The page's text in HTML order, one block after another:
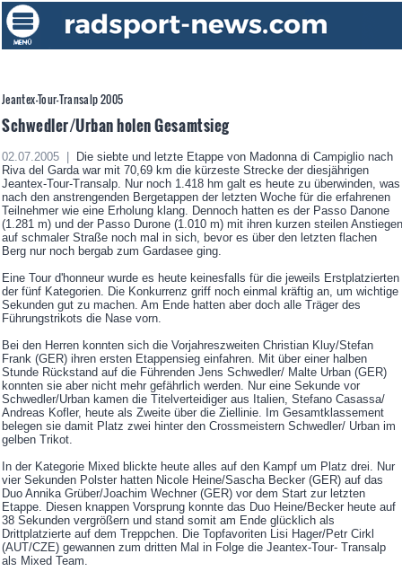
Jeantex-Tour-Transalp 2005
Schwedler/Urban holen Gesamtsieg
02.07.2005 |
Die siebte und letzte Etappe von Madonna di Campiglio nach
Riva del Garda war mit 70,69 km die kürzeste Strecke der diesjährigen
Jeantex-Tour-Transalp. Nur noch 1.418 hm galt es heute zu überwinden, was
nach den anstrengenden Bergetappen der letzten Woche für die erfahrenen
Teilnehmer wie eine Erholung klang. Dennoch hatten es der Passo Danone
(1.281 m) und der Passo Durone (1.010 m) mit ihren kurzen steilen Anstiegen
auf schmaler Straße noch mal in sich, bevor es über den letzten flachen
Berg nur noch bergab zum Gardasee ging.
Eine Tour d'honneur wurde es heute keinesfalls für die jeweils Erstplatzierten
der fünf Kategorien. Die Konkurrenz griff noch einmal kräftig an, um wichtige
Sekunden gut zu machen. Am Ende hatten aber doch alle Träger des
Führungstrikots die Nase vorn.
Bei den Herren konnten sich die Vorjahreszweiten Christian Kluy/Stefan
Frank (GER) ihren ersten Etappensieg einfahren. Mit über einer halben
Stunde Rückstand auf die Führenden Jens Schwedler/ Malte Urban (GER)
konnten sie aber nicht mehr gefährlich werden. Nur eine Sekunde vor
Schwedler/Urban kamen die Titelverteidiger aus Italien, Stefano Casassa/
Andreas Kofler, heute als Zweite über die Ziellinie. Im Gesamtklassement
belegen sie damit Platz zwei hinter den Crossmeistern Schwedler/ Urban im
gelben Trikot.
In der Kategorie Mixed blickte heute alles auf den Kampf um Platz drei. Nur
vier Sekunden Polster hatten Nicole Heine/Sascha Becker (GER) auf das
Duo Annika Grüber/Joachim Wechner (GER) vor dem Start zur letzten
Etappe. Diesen knappen Vorsprung konnte das Duo Heine/Becker heute auf
38 Sekunden vergrößern und stand somit am Ende glücklich als
Drittplatzierte auf dem Treppchen. Die Topfavoriten Lisi Hager/Petr Cirkl
(AUT/CZE) gewannen zum dritten Mal in Folge die Jeantex-Tour- Transalp
als Mixed Team.